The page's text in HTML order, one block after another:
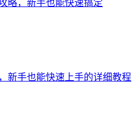
略，新手也能快速搞定
新手也能快速上手的详细教程